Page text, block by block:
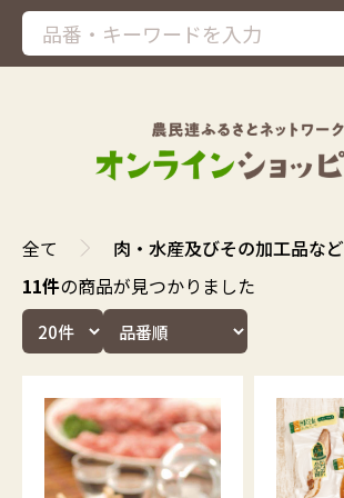
全て
肉・水産及びその加工品など
11件の商品が見つかりました